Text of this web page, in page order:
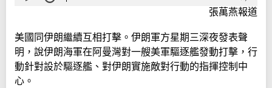
張萬燕報道
美國同伊朗繼續互相打擊。伊朗軍方星期三深夜發表聲
明，說伊朗海軍在阿曼灣對一艘美軍驅逐艦發動打擊，行
動針對設於驅逐艦、對伊朗實施敵對行動的指揮控制中
心。